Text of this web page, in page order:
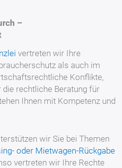
–
vertreten wir Ihre
als auch im
Konflikte,
rechtliche Beratung für
Ihnen mit Kompetenz und
wir Sie bei Themen
oder Mietwagen-Rückgabe
vertreten wir Ihre Rechte